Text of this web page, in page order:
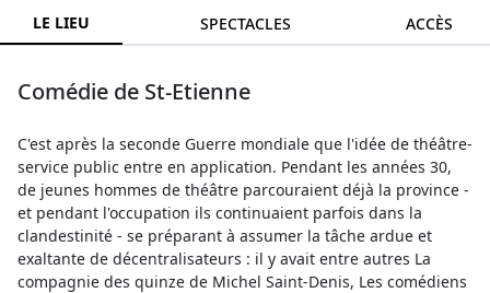
LE LIEU SPECTACLES ACCÈS
Comédie de St-Etienne
C'est après la seconde Guerre mondiale que l'idée de théâtre-
service public entre en application. Pendant les années 30,
de jeunes hommes de théâtre parcouraient déjà la province -
et pendant l'occupation ils continuaient parfois dans la
clandestinité - se préparant à assumer la tâche ardue et
exaltante de décentralisateurs : il y avait entre autres La
compagnie des quinze de Michel Saint-Denis, Les comédiens